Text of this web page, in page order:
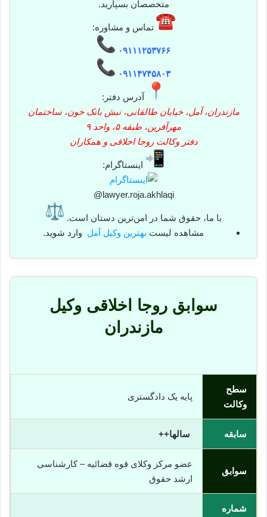
متخصصان بسپارید.
تماس و مشاوره:
۰۹۱۱۱۲۵۳۷۶۶
۰۹۱۱۴۷۴۵۸۰۳
آدرس دفتر:
مازندران، آمل، خیابان طالقانی، نبش بانک خون، ساختمان
مهرآفرین، طبقه ۵، واحد ۹
دفتر وکالت روجا اخلاقی و همکاران
اینستاگرام:
@lawyer.roja.akhlaqi
با ما، حقوق شما در امن‌ترین دستان است.
مشاهده لیست بهترین وکیل آمل وارد شوید.
سوابق روجا اخلاقی وکیل
مازندران
سطح
وکالت
پایه یک دادگستری
سابقه سالها++
سوابق
عضو مرکز وکلای قوه قضائیه – کارشناسی
ارشد حقوق
شماره